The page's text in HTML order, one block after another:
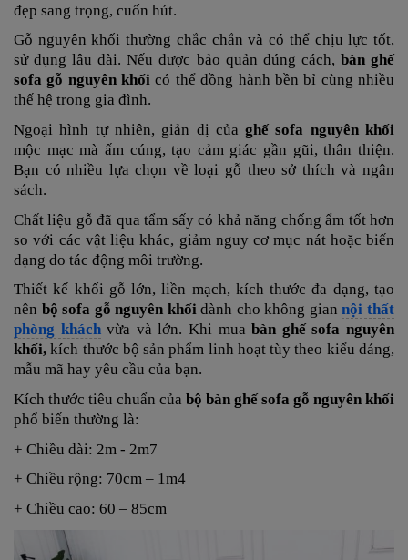
đẹp sang trọng, cuốn hút.
Gỗ nguyên khối thường chắc chắn và có thể chịu lực tốt,
sử dụng lâu dài. Nếu được bảo quản đúng cách, bàn ghế
sofa gỗ nguyên khối có thể đồng hành bền bỉ cùng nhiều
thế hệ trong gia đình.
Ngoại hình tự nhiên, giản dị củaghế sofa nguyên khối
mộc mạc mà ấm cúng, tạo cảm giác gần gũi, thân thiện.
Bạn có nhiều lựa chọn về loại gỗ theo sở thích và ngân
sách.
Chất liệu gỗ đã qua tẩm sấy có khả năng chống ẩm tốt hơn
so với các vật liệu khác, giảm nguy cơ mục nát hoặc biến
dạng do tác động môi trường.
Thiết kế khối gỗ lớn, liền mạch, kích thước đa dạng, tạo
nên bộ sofa gỗ nguyên khốidành cho không giannội thất
phòng kháchvừa và lớn. Khi muabàn ghế sofa nguyên
khối, kích thước bộ sản phẩm linh hoạt tùy theo kiểu dáng,
mẫu mã hay yêu cầu của bạn.
Kích thước tiêu chuẩn của bộ bàn ghế sofa gỗ nguyên khối
phổ biến thường là:
+ Chiều dài: 2m - 2m7
+ Chiều rộng: 70cm – 1m4
+ Chiều cao: 60 – 85cm